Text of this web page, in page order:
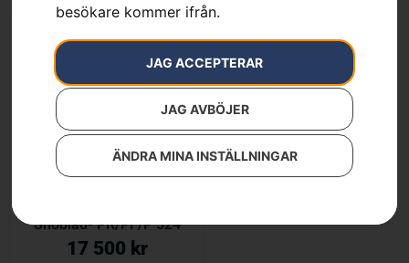
besökare kommer ifrån.
JAG ACCEPTERAR
JAG AVBÖJER
ÄNDRA MINA INSTÄLLNINGAR
Snöblad- PR/PF/P 524
17 500 kr